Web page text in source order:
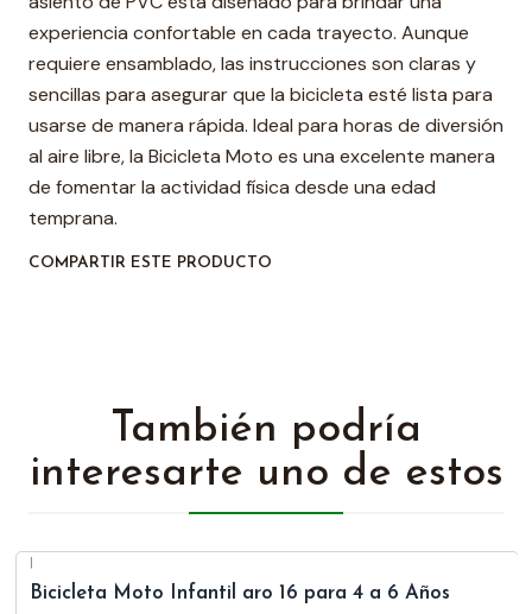
experiencia confortable en cada trayecto. Aunque
requiere ensamblado, las instrucciones son claras y
sencillas para asegurar que la bicicleta esté lista para
usarse de manera rápida. Ideal para horas de diversión
al aire libre, la Bicicleta Moto es una excelente manera
de fomentar la actividad física desde una edad
temprana.
COMPARTIR ESTE PRODUCTO
También podría
interesarte uno de estos
|
Bicicleta Moto Infantil aro 16 para 4 a 6 Años